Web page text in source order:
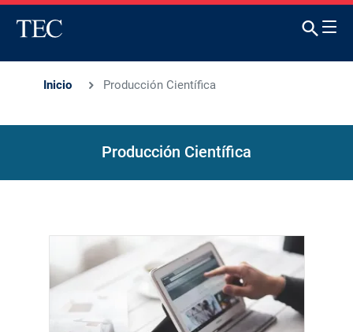
Inicio Producción Científica
Producción Científica